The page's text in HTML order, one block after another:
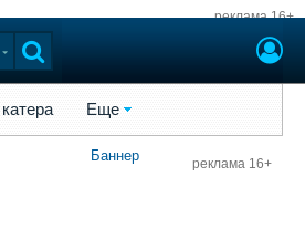
реклама 16+
Еще
реклама 16+